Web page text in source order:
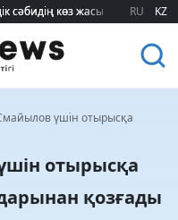
сәбидің көз жасы:
сәбидің көз жасы: RU KZ
үшін отырысқа
отырысқа
қозғады